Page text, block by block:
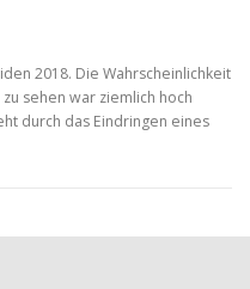
2018. Die Wahrscheinlichkeit
sehen war ziemlich hoch
durch das Eindringen eines